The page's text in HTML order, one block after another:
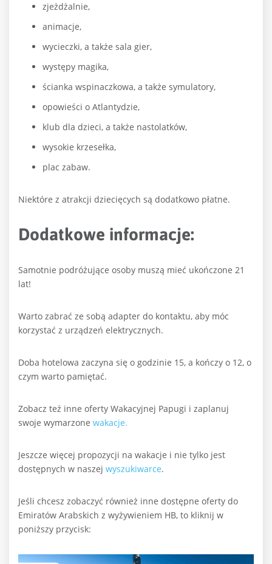
zjeżdżalnie,
animacje,
wycieczki, a także sala gier,
występy magika,
ścianka wspinaczkowa, a także symulatory,
opowieści o Atlantydzie,
klub dla dzieci, a także nastolatków,
wysokie krzesełka,
plac zabaw.
Niektóre z atrakcji dziecięcych są dodatkowo płatne.
Dodatkowe informacje:
Samotnie podróżujące osoby muszą mieć ukończone 21
lat!
Warto zabrać ze sobą adapter do kontaktu, aby móc
korzystać z urządzeń elektrycznych.
Doba hotelowa zaczyna się o godzinie 15, a kończy o 12, o
czym warto pamiętać.
Zobacz też inne oferty Wakacyjnej Papugi i zaplanuj
swoje wymarzone wakacje.
Jeszcze więcej propozycji na wakacje i nie tylko jest
dostępnych w naszej wyszukiwarce.
Jeśli chcesz zobaczyć również inne dostępne oferty do
Emiratów Arabskich z wyżywieniem HB, to kliknij w
poniższy przycisk: